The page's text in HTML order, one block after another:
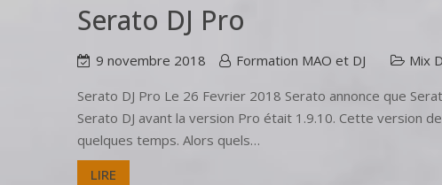
Serato DJ Pro
9 novembre 2018 Formation MAO et DJ Mix
Serato DJ Pro Le 26 Fevrier 2018 Serato annonce que
Serato DJ avant la version Pro était 1.9.10. Cette version
quelques temps. Alors quels…
LIRE